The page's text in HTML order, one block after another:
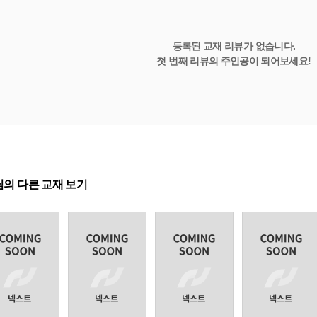
등록된 교재 리뷰가 없습니다.
첫 번째 리뷰의 주인공이 되어보세요!
다른 교재 보기